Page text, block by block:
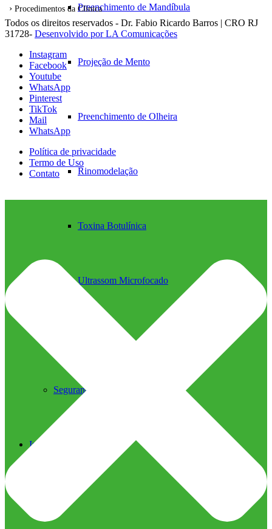
Preenchimento de Mandíbula
Projeção de Mento
Preenchimento de Olheira
Rinomodelação
Toxina Botulínica
Ultrassom Microfocado
Segurança na Harmonização
Imprensa
Procedimentos da Clínica
Todos os direitos reservados - Dr. Fabio Ricardo Barros | CRO RJ
31728- Desenvolvido por LA Comunicações
Instagram
Facebook
Youtube
WhatsApp
Pinterest
TikTok
Mail
WhatsApp
Política de privacidade
Termo de Uso
Contato